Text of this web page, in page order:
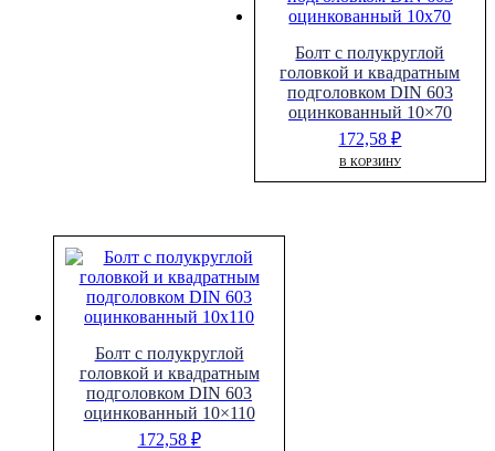
Болт с полукруглой
головкой и квадратным
подголовком DIN 603
оцинкованный 10×70
172,58₽
В КОРЗИНУ
Болт с полукруглой
головкой и квадратным
подголовком DIN 603
оцинкованный 10×110
172,58 ₽